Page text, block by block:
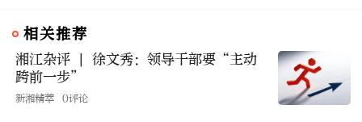
相关推荐
湘江杂评 | 徐文秀：领导干部要“主动
跨前一步”
新湘精萃 0评论